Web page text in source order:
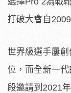
打破大會自
世界級選手屢
位，而全新一
段邀請到2021